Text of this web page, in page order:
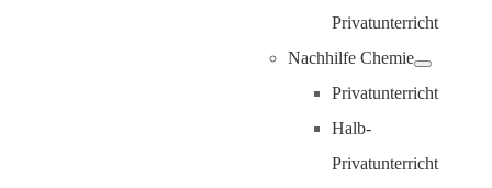
Privatunterricht
Nachhilfe Chemie
Privatunterricht
Halb-
Privatunterricht